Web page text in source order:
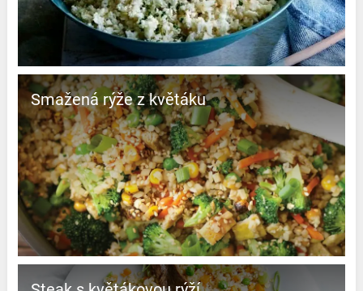
Smažená rýže z květáku